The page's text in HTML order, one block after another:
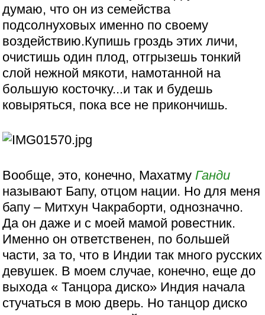
думаю, что он из семейства
подсолнуховых именно по своему
воздействию.Купишь гроздь этих личи,
очистишь один плод, отгрызешь тонкий
слой нежной мякоти, намотанной на
большую косточку...и так и будешь
ковыряться, пока все не прикончишь.
Вообще, это, конечно, Махатму Ганди
называют Бапу, отцом нации. Но для меня
бапу – Митхун Чакраборти, однозначно.
Да он даже и с моей мамой ровестник.
Именно он ответственен, по большей
части, за то, что в Индии так много русских
девушек. В моем случае, конечно, еще до
выхода « Танцора диско» Индия начала
стучаться в мою дверь. Но танцор диско